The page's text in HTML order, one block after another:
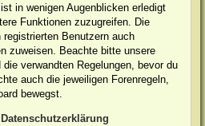
in wenigen Augenblicken erledigt
Funktionen zuzugreifen. Die
Benutzern auch
zuweisen. Beachte bitte unsere
die verwandten Regelungen, bevor du
auch die jeweiligen Forenregeln,
bewegst.
Datenschutzerklärung